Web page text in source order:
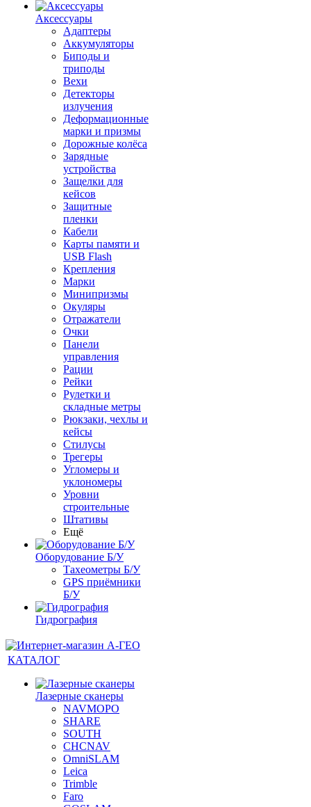
Аксессуары
Адаптеры
Аккумуляторы
Биподы и
триподы
Вехи
Детекторы
излучения
Деформационные
марки и призмы
Дорожные колёса
Зарядные
устройства
Защелки для
кейсов
Защитные
пленки
Кабели
Карты памяти и
USB Flash
Крепления
Марки
Минипризмы
Окуляры
Отражатели
Очки
Панели
управления
Рации
Рейки
Рулетки и
складные метры
Рюкзаки, чехлы и
кейсы
Стилусы
Трегеры
Угломеры и
уклономеры
Уровни
строительные
Штативы
Ещё
Оборудование Б/У
Тахеометры Б/У
GPS приёмники
Б/У
Гидрография
КАТАЛОГ
Лазерные сканеры
NAVMOPO
SHARE
SOUTH
CHCNAV
OmniSLAM
Leica
Trimble
Faro